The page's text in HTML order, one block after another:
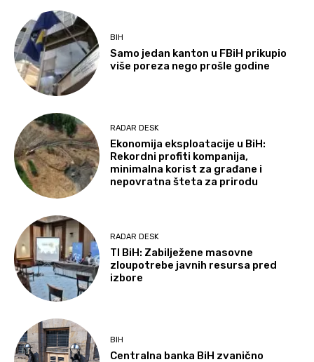
BIH
Samo jedan kanton u FBiH prikupio
više poreza nego prošle godine
RADAR DESK
Ekonomija eksploatacije u BiH:
Rekordni profiti kompanija,
minimalna korist za građane i
nepovratna šteta za prirodu
RADAR DESK
TI BiH: Zabilježene masovne
zloupotrebe javnih resursa pred
izbore
BIH
Centralna banka BiH zvanično